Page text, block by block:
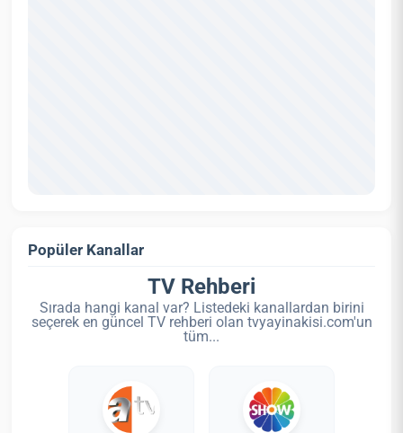
Popüler Kanallar
TV Rehberi
Sırada hangi kanal var? Listedeki kanallardan birini
seçerek en güncel TV rehberi olan tvyayinakisi.com'un
tüm...